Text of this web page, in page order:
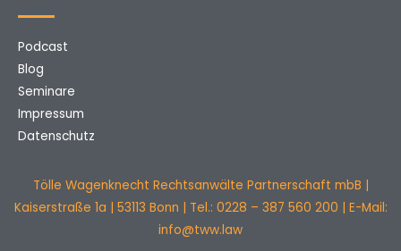
Podcast
Blog
Seminare
Impressum
Datenschutz
Tölle Wagenknecht Rechtsanwälte Partnerschaft mbB |
Kaiserstraße 1a | 53113 Bonn | Tel.: 0228 – 387 560 200 | E-Mail:
info@tww.law